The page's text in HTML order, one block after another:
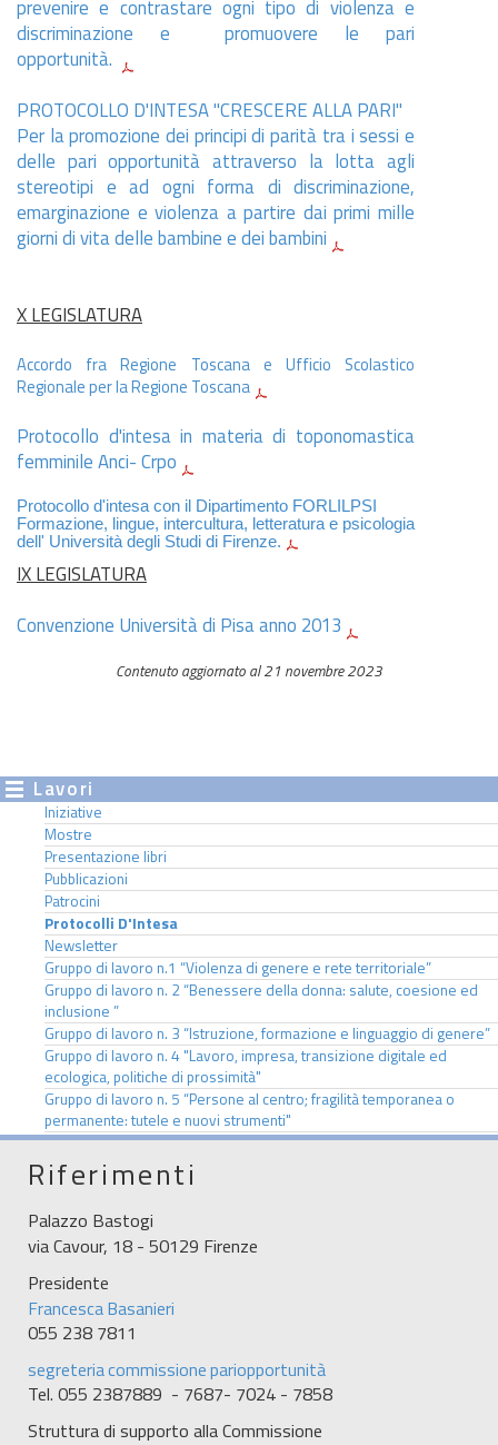
prevenire e contrastare ogni tipo di violenza e
discriminazione e promuovere le pari
opportunità.
PROTOCOLLO D'INTESA "CRESCERE ALLA PARI"
Per la promozione dei principi di parità tra i sessi e
delle pari opportunità attraverso la lotta agli
stereotipi e ad ogni forma di discriminazione,
emarginazione e violenza a partire dai primi mille
giorni di vita delle bambine e dei bambini
X LEGISLATURA
Accordo fra Regione Toscana e Ufficio Scolastico
Regionale per la Regione Toscana
Protocollo d'intesa in materia di toponomastica
femminile Anci- Crpo
Protocollo d'intesa con il Dipartimento FORLILPSI
Formazione, lingue, intercultura, letteratura e psicologia
dell' Università degli Studi di Firenze.
IX LEGISLATURA
Convenzione Università di Pisa anno 2013
Contenuto aggiornato al 21 novembre 2023
Lavori
Iniziative
Mostre
Presentazione libri
Pubblicazioni
Patrocini
Protocolli D'Intesa
Newsletter
Gruppo di lavoro n.1 “Violenza di genere e rete territoriale”
Gruppo di lavoro n. 2 “Benessere della donna: salute, coesione ed
inclusione ”
Gruppo di lavoro n. 3 “Istruzione, formazione e linguaggio di genere”
Gruppo di lavoro n. 4 "Lavoro, impresa, transizione digitale ed
ecologica, politiche di prossimità"
Gruppo di lavoro n. 5 “Persone al centro; fragilità temporanea o
permanente: tutele e nuovi strumenti"
Riferimenti
Palazzo Bastogi
via Cavour, 18 - 50129 Firenze
Presidente
Francesca Basanieri
055 238 7811
segreteria commissione pariopportunità
Tel. 055 2387889 - 7687- 7024 - 7858
Struttura di supporto alla Commissione